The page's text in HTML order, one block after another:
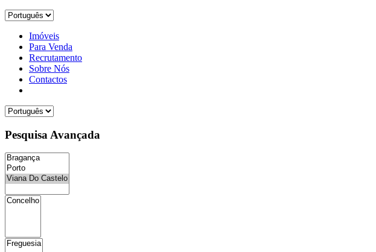
Imóveis
Para Venda
Recrutamento
Sobre Nós
Contactos
Pesquisa Avançada